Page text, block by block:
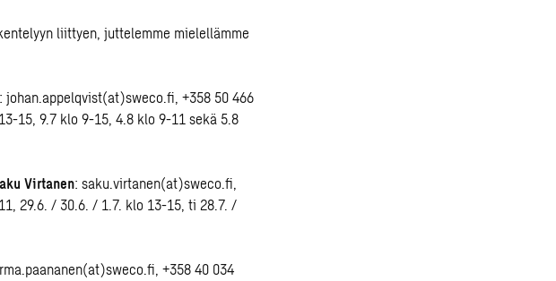
liittyen, juttelemme mielellämme
: johan.appelqvist(at)sweco.fi, +358 50 466
15, 9.7 klo 9-15, 4.8 klo 9-11 sekä 5.8
Virtanen: saku.virtanen(at)sweco.fi,
29.6. / 30.6. / 1.7. klo 13-15, ti 28.7. /
+358 40 034